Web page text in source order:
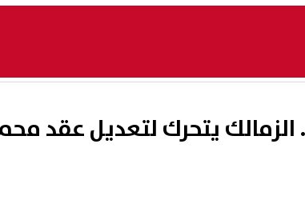
الزمالك يتحرك لتعديل عقد